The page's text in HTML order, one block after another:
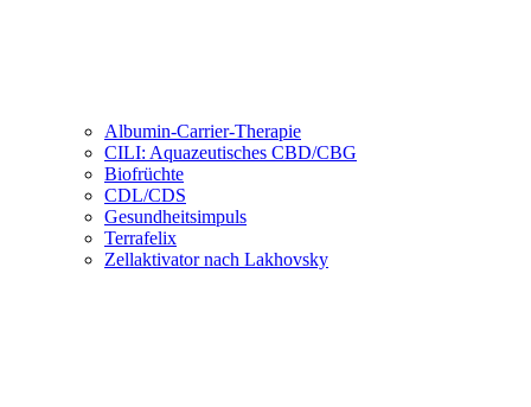
Albumin-Carrier-Therapie
CILI: Aquazeutisches CBD/CBG
Biofrüchte
CDL/CDS
Gesundheitsimpuls
Terrafelix
Zellaktivator nach Lakhovsky